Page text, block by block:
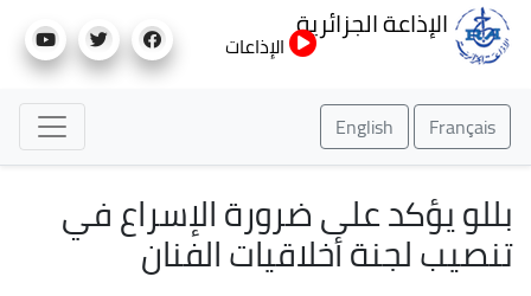
إلى
الإذاعة الجزائرية
الإذاعات
Français
English
بللو يؤكد على ضرورة الإسراع في
تنصيب لجنة أخلاقيات الفنان